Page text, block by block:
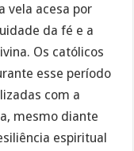
vela acesa por
da fé e a
Os católicos
esse período
com a
mesmo diante
espiritual